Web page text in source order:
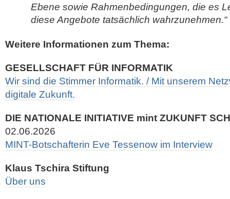
Ebene sowie Rahmenbedingungen, die es
diese Angebote tatsächlich wahrzunehmen.“
Weitere Informationen zum Thema:
GESELLSCHAFT FÜR INFORMATIK
Wir sind die Stimmer Informatik. / Mit unserem
digitale Zukunft.
DIE NATIONALE INITIATIVE mint ZUKUNFT
02.06.2026
MINT-Botschafterin Eve Tessenow im Interview
Klaus Tschira Stiftung
Über uns